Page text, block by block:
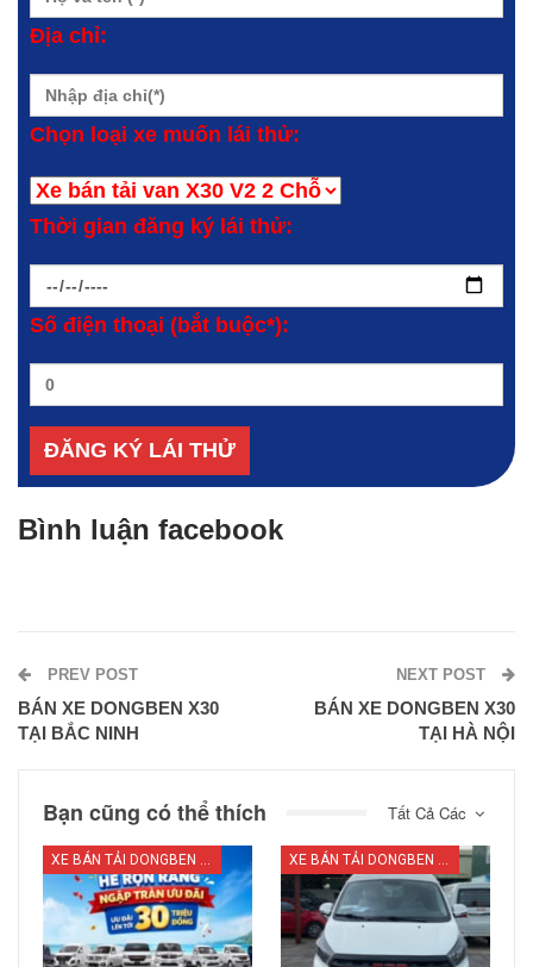
Địa chỉ:
Chọn loại xe muốn lái thử:
Thời gian đăng ký lái thử:
Số điện thoại (bắt buộc*):
Bình luận facebook
PREV POST
BÁN XE DONGBEN X30
TẠI BẮC NINH
NEXT POST
BÁN XE DONGBEN X30
TẠI HÀ NỘI
Tất Cả Các
Bạn cũng có thể thích
XE BÁN TẢI DONGBEN X30 XE BÁN TẢI DONGBEN X30